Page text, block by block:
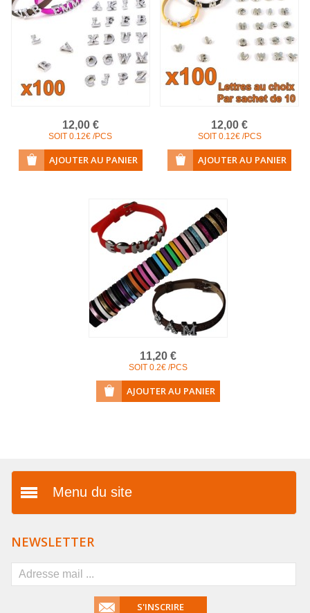
12,00 €
SOIT 0.12€ /PCS
12,00 €
SOIT 0.12€ /PCS
11,20 €
SOIT 0.2€ /PCS
Menu du site
FAQ
NEWSLETTER
S'INSCRIRE